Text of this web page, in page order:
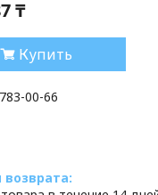
₸
Купить
00-66